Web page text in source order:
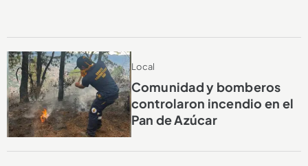
Local
Comunidad y bomberos
controlaron incendio en el
Pan de Azúcar